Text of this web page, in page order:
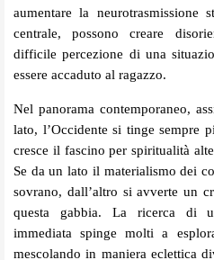
aumentare la neurotrasmissione
centrale, possono creare
difficile percezione di una
essere accaduto al ragazzo.
Nel panorama contemporaneo,
lato, l’Occidente si tinge sempre
cresce il fascino per spiritualità
Se da un lato il materialismo dei
sovrano, dall’altro si avverte un
questa gabbia. La ricerca di
immediata spinge molti a
mescolando in maniera eclettica